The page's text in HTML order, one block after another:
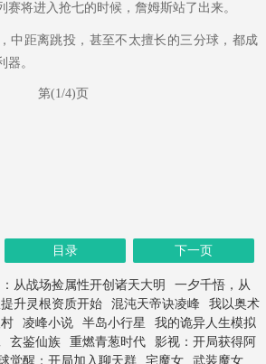
赛将进入抢七的时候，詹姆斯站了出来。
中距离跳投，甚至不太擅长的三分球，都成
器。
第(1/4)页
目录 下一页
从战场捡属性开创诸天大明
一夕千悟，从
升灵根资质开始 混沌天帝诀凌峰
我以奥术
凌峰小说 半岛小行星
我的诡异人生模拟
玄鉴仙族 重燃青葱时代
影视：开局获得阿
觉醒：开局加入聊天群 宅魔女 武装魔女